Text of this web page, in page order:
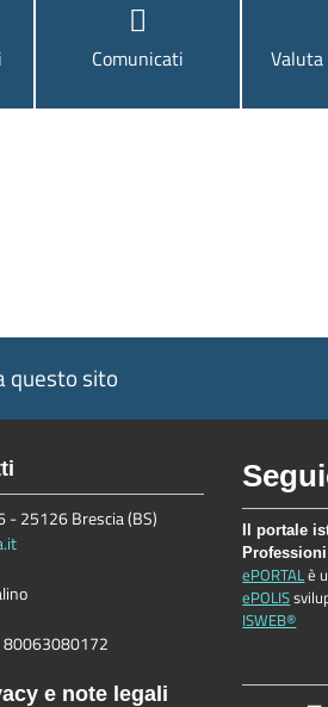
Comunicati
questo sito
- 25126 Brescia (BS)
80063080172
e note legali
Il portale
ePORTALè
ePOLIS
ISWEB®